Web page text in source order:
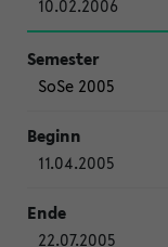
10.02.2006
SoSe 2005
11.04.2005
22.07.2005